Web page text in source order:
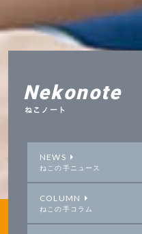
Nekonote
ねこノート
NEWS
ねこの手ニュース
COLUMN
ねこの手コラム